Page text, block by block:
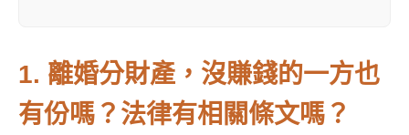
1. 離婚分財產，沒賺錢的一方也
有份嗎？法律有相關條文嗎？